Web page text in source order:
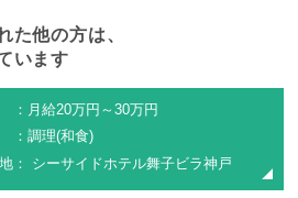
た他の方は、
います
：月給20万円～30万円
：調理(和食)
： シーサイドホテル舞子ビラ神戸